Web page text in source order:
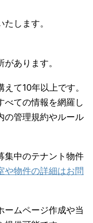
します。
あります。
て10年以上です。
べての情報を網羅し
の管理規約やルール
集中のテナント物件
や物件の詳細はお問
ームページ作成や当